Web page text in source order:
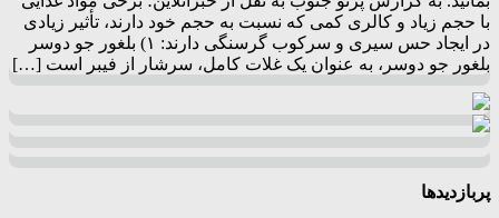
با حجم زیاد و کالری کمی که نسبت به حجم خود دارند، تأثیر زیادی
در ایجاد حس سیری و سرکوب گرسنگی دارند: ۱) بلغور جو دوسر
بلغور جو دوسر، به عنوان یک غلات کامل، سرشار از فیبر است […]
پربازدیدها